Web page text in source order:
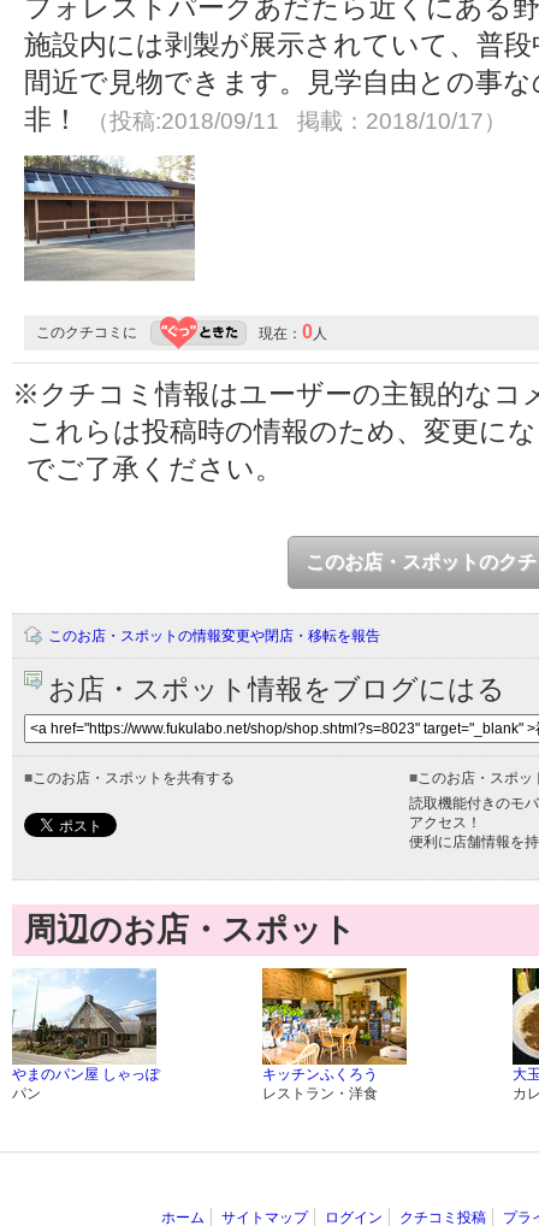
フォレストパークあだたら近くにある
施設内には剥製が展示されていて、普
間近で見物できます。見学自由との事
非！
（投稿:2018/09/11 掲載：2018/10/17）
このクチコミに 現在： 0人
※クチコミ情報はユーザーの主観的なコ
これらは投稿時の情報のため、変更に
でご了承ください。
このお店・スポットのク
このお店・スポットの情報変更や閉店・移転を報告
お店・スポット情報をブログにはる
■このお店・スポットを共有する ■このお店・スポッ
読取機能付きのモ
アクセス！
便利に店舗情報を
周辺のお店・スポット
やまのパン屋 しゃっぽ
パン
キッチンふくろう
レストラン・洋食
大
カ
ホーム サイトマップ ログイン クチコミ投稿 プラ